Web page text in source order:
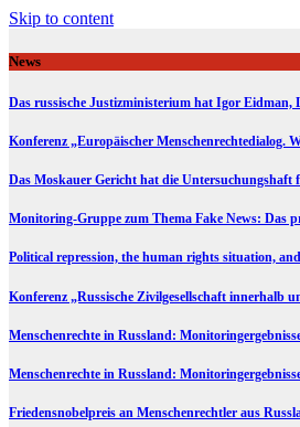
Skip to content
News
Das russische Justizministerium hat Igor Eidman,
Konferenz „Europäischer Menschenrechtedialog.
Das Moskauer Gericht hat die Untersuchungshaft
Monitoring-Gruppe zum Thema Fake News: Das
Political repression, the human rights situation,
Konferenz „Russische Zivilgesellschaft innerhalb
Menschenrechte in Russland:
Menschenrechte in Russland:
Friedensnobelpreis an Menschenrechtler aus